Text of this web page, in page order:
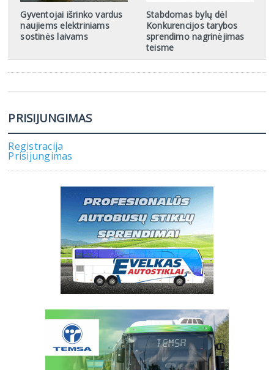
Gyventojai išrinko vardus
naujiems elektriniams
sostinės laivams
Stabdomas bylų dėl
Konkurencijos tarybos
sprendimo nagrinėjimas
teisme
PRISIJUNGIMAS
Registracija
Prisijungimas